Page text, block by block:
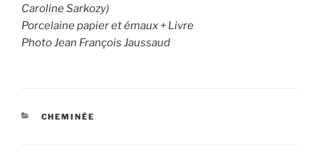
Caroline Sarkozy)
Porcelaine papier et émaux + Livre
Photo Jean François Jaussaud
CATEGORIES
CHEMINÉE